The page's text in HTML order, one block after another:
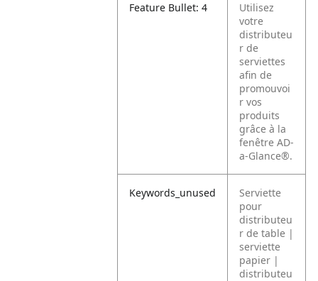
Feature Bullet: 4
Utilisez
votre
distributeu
r de
serviettes
afin de
promouvoi
r vos
produits
grâce à la
fenêtre AD-
a-Glance®.
Keywords_unused
Serviette
pour
distributeu
r de table |
serviette
papier |
distributeu